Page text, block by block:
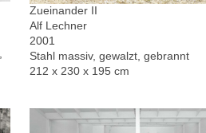
Zueinander II
Alf Lechner
2001
Stahl massiv, gewalzt, gebrannt
212 x 230 x 195 cm